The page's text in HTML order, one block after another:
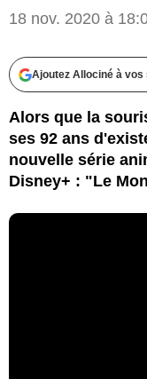
18 nov. 2020 à
Ajoutez Allociné à
Alors que la
ses 92 ans
nouvelle série
Disney+ : "Le